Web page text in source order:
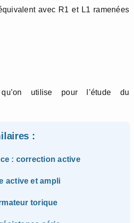
avec R1 et L1 ramenées
utilise pour l’étude du
:
: correction active
active et ampli
torique